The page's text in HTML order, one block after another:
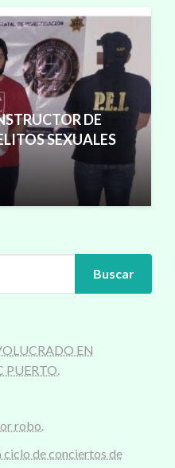
DE
SEXUALES
Buscar
EN
PUERTO.
robo.
de conciertos de